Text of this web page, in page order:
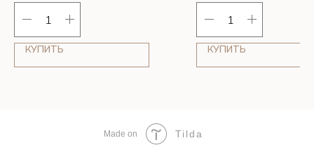
КУПИТЬ КУПИТЬ
Made on Tilda